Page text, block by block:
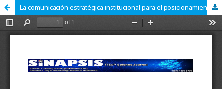
La comunicación estratégica institucional para el posicionamiento de la imagen a través de las relaciones públicas